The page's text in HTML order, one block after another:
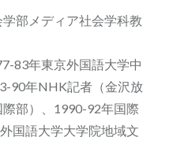
部メディア社会学科教
83年東京外国語大学中
90年NHK記者（金沢放
部）、1990-92年国際
国語大学大学院地域文